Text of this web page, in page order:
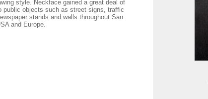
style. Neckface gained a great deal of
public objects such as street signs, traffic
stands and walls throughout San
and Europe.